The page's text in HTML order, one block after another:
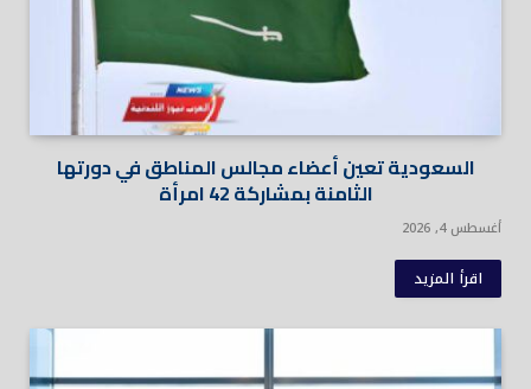
السعودية تعين أعضاء مجالس المناطق في دورتها
الثامنة بمشاركة 42 امرأة
أغسطس 4, 2026
اقرأ المزيد